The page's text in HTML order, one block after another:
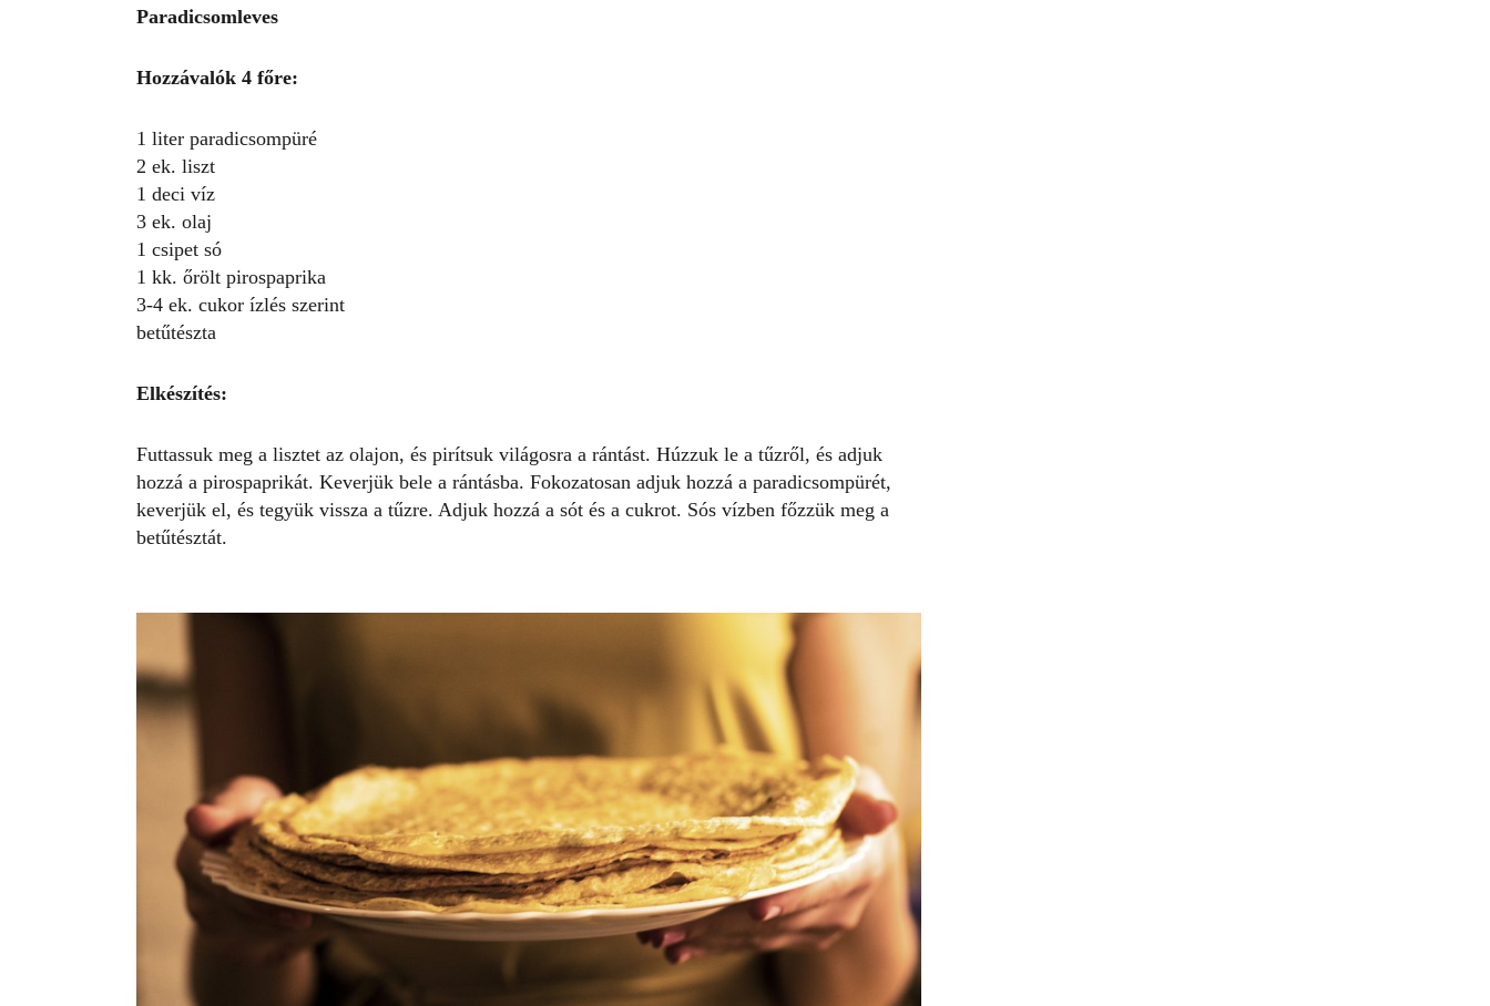
Paradicsomleves
Hozzávalók 4 főre:
1 liter paradicsompüré
2 ek. liszt
1 deci víz
3 ek. olaj
1 csipet só
1 kk. őrölt pirospaprika
3-4 ek. cukor ízlés szerint
betűtészta
Elkészítés:
Futtassuk meg a lisztet az olajon, és pirítsuk világosra a rántást. Húzzuk le a tűzről, és adjuk
hozzá a pirospaprikát. Keverjük bele a rántásba. Fokozatosan adjuk hozzá a paradicsompürét,
keverjük el, és tegyük vissza a tűzre. Adjuk hozzá a sót és a cukrot. Sós vízben főzzük meg a
betűtésztát.